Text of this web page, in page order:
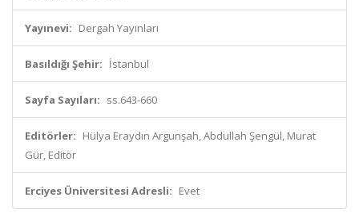
Yayınevi: Dergah Yayınları
Basıldığı Şehir: İstanbul
Sayfa Sayıları: ss.643-660
Editörler: Hülya Eraydın Argunşah, Abdullah Şengül, Murat
Gür, Editör
Erciyes Üniversitesi Adresli: Evet